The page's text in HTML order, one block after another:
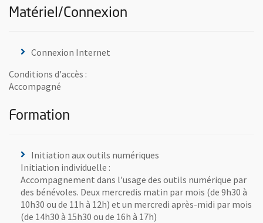
Matériel/Connexion
Connexion Internet
Conditions d'accès :
Accompagné
Formation
Initiation aux outils numériques
Initiation individuelle :
Accompagnement dans l'usage des outils numérique par
des bénévoles. Deux mercredis matin par mois (de 9h30 à
10h30 ou de 11h à 12h) et un mercredi après-midi par mois
(de 14h30 à 15h30 ou de 16h à 17h)